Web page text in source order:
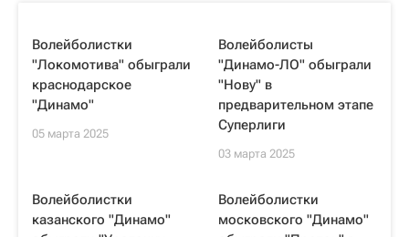
Волейболистки
"Локомотива" обыграли
краснодарское
"Динамо"
05 марта 2025
Волейболисты
"Динамо-ЛО" обыграли
"Нову" в
предварительном этапе
Суперлиги
03 марта 2025
Волейболистки
казанского "Динамо"
Волейболистки
московского "Динамо"